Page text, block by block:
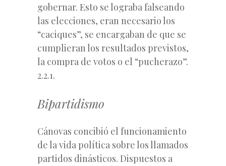
gobernar. Esto se lograba falseando
las elecciones, eran necesario los
“caciques”, se encargaban de que se
cumplieran los resultados previstos,
la compra de votos o el “pucherazo”.
2.2.1.
Bipartidismo
Cánovas concibió el funcionamiento
de la vida política sobre los llamados
partidos dinásticos. Dispuestos a